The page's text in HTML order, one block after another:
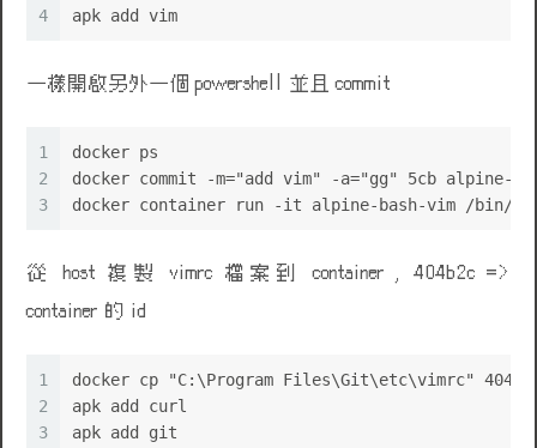
4
apk add vim
一樣開啟另外一個 powershell 並且 commit
1
2
3
docker ps
docker commit -m="add vim" -a="gg" 5cb alpine-
docker container run -it alpine-bash-vim /bin/
從 host 複製 vimrc 檔案到 container , 404b2c =>
container 的 id
1
2
3
docker cp "C:\Program Files\Git\etc\vimrc"
apk add curl
apk add git